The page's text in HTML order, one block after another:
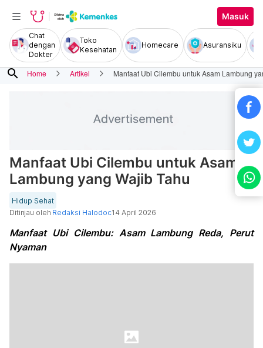
Masuk
Chat
dengan
Dokter
Toko
Kesehatan
Homecare Asuransiku
search Home Artikel Manfaat Ubi Cilembu untuk Asam Lambung
Manfaat Ubi Cilembu untuk Asam
Lambung yang Wajib Tahu
Hidup Sehat
Ditinjau oleh Redaksi Halodoc14 April 2026
Manfaat Ubi Cilembu: Asam Lambung Reda, Perut
Nyaman